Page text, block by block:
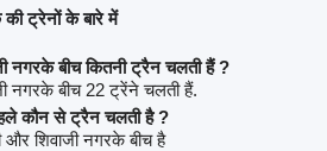
की ट्रेनों के बारे में
नगरके बीच कितनी ट्रैन चलती हैं ?
नगरके बीच 22 ट्रेंने चलती हैं.
कौन से ट्रैन चलती है ?
और शिवाजी नगरके बीच है